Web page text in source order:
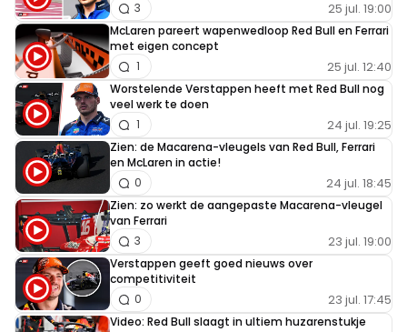
25 jul. 19:00
3
McLaren pareert wapenwedloop Red Bull en Ferrari
met eigen concept
25 jul. 12:40
1
Worstelende Verstappen heeft met Red Bull nog
veel werk te doen
24 jul. 19:25
1
Zien: de Macarena-vleugels van Red Bull, Ferrari
en McLaren in actie!
24 jul. 18:45
0
Zien: zo werkt de aangepaste Macarena-vleugel
van Ferrari
23 jul. 19:00
3
Verstappen geeft goed nieuws over
competitiviteit
23 jul. 17:45
0
Video: Red Bull slaagt in ultiem huzarenstukje